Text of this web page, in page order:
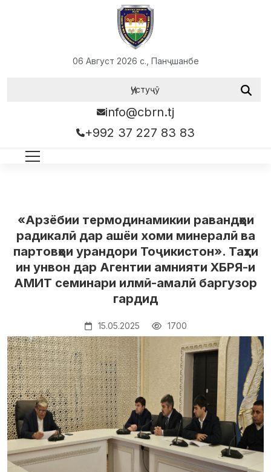
06 Август 2026 с., Панҷшанбе
info@cbrn.tj
+992 37 227 83 83
«Арзёбии термодинамикии равандҳои
радикалӣ дар ашёи хоми минералӣ ва
партовҳои урандори Тоҷикистон». Таҳти
ин унвон дар Агентии амнияти ХБРЯ-и
АМИТ семинари илмӣ-амалӣ баргузор
гардид
15.05.2025 1700